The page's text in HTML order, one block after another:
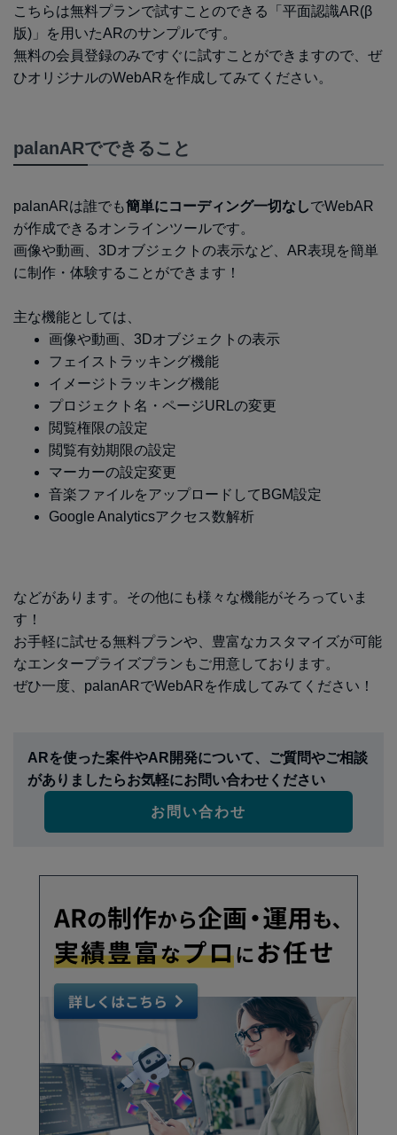
こちらは無料プランで試すことのできる「平面認識AR(β
版)」を用いたARのサンプルです。
無料の会員登録のみですぐに試すことができますので、ぜ
ひオリジナルのWebARを作成してみてください。
palanARでできること
palanARは誰でも簡単にコーディング一切なしでWebAR
が作成できるオンラインツールです。
画像や動画、3Dオブジェクトの表示など、AR表現を簡単
に制作・体験することができます！
主な機能としては、
画像や動画、3Dオブジェクトの表示
フェイストラッキング機能
イメージトラッキング機能
プロジェクト名・ページURLの変更
閲覧権限の設定
閲覧有効期限の設定
マーカーの設定変更
音楽ファイルをアップロードしてBGM設定
Google Analyticsアクセス数解析
などがあります。その他にも様々な機能がそろっていま
す！
お手軽に試せる無料プランや、豊富なカスタマイズが可能
なエンタープライズプランもご用意しております。
ぜひ一度、palanARでWebARを作成してみてください！
ARを使った案件やAR開発について、ご質問やご相談
がありましたらお気軽にお問い合わせください
お問い合わせ